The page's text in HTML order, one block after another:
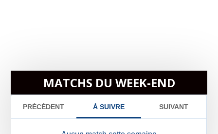
MATCHS DU WEEK-END